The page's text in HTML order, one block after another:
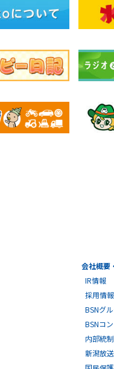
会社概要
IR情報
採用情報
BSNグ
BSNコ
内部統
新潟放
国民保